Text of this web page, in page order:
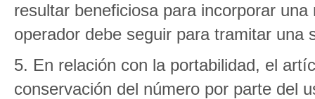
resultar beneficiosa para incorporar
operador debe seguir para tramitar una
5. En relación con la portabilidad, el
conservación del número por parte del